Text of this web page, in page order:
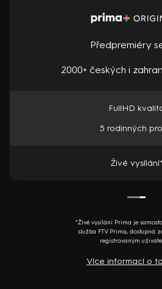
Předpremiéry
2000+ českých i
FullHD
5 rodinných
Živé
*Živé vysílání Prima je
služba FTV Prima, dostupná
registrovaným
Více informací o